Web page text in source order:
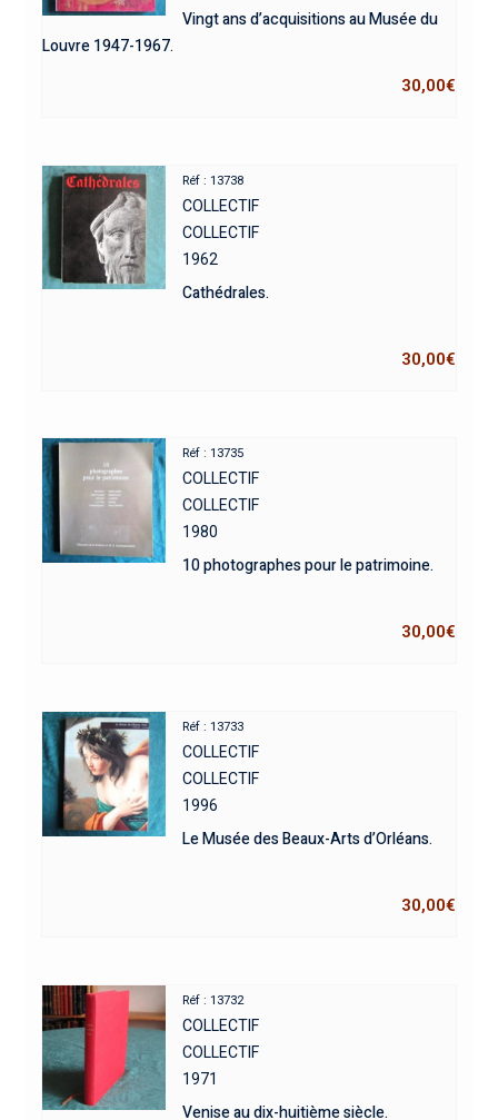
Vingt ans d’acquisitions au Musée du
Louvre 1947-1967.
30,00€
Réf : 13738
COLLECTIF
COLLECTIF
1962
Cathédrales.
30,00€
Réf : 13735
COLLECTIF
COLLECTIF
1980
10 photographes pour le patrimoine.
30,00€
Réf : 13733
COLLECTIF
COLLECTIF
1996
Le Musée des Beaux-Arts d’Orléans.
30,00€
Réf : 13732
COLLECTIF
COLLECTIF
1971
Venise au dix-huitième siècle.